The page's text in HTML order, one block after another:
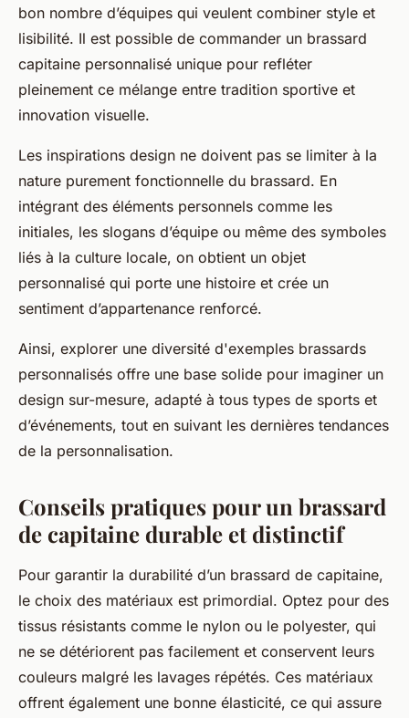
bon nombre d’équipes qui veulent combiner style et
lisibilité. Il est possible de commander un brassard
capitaine personnalisé unique pour refléter
pleinement ce mélange entre tradition sportive et
innovation visuelle.
Les inspirations design ne doivent pas se limiter à la
nature purement fonctionnelle du brassard. En
intégrant des éléments personnels comme les
initiales, les slogans d’équipe ou même des symboles
liés à la culture locale, on obtient un objet
personnalisé qui porte une histoire et crée un
sentiment d’appartenance renforcé.
Ainsi, explorer une diversité d'exemples brassards
personnalisés offre une base solide pour imaginer un
design sur-mesure, adapté à tous types de sports et
d’événements, tout en suivant les dernières tendances
de la personnalisation.
Conseils pratiques pour un brassard
de capitaine durable et distinctif
Pour garantir la durabilité d’un brassard de capitaine,
le choix des matériaux est primordial. Optez pour des
tissus résistants comme le nylon ou le polyester, qui
ne se détériorent pas facilement et conservent leurs
couleurs malgré les lavages répétés. Ces matériaux
offrent également une bonne élasticité, ce qui assure